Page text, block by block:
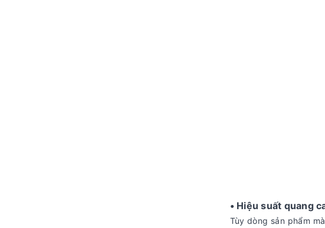
• Hiệu suất quang
Tùy dòng sản phẩm